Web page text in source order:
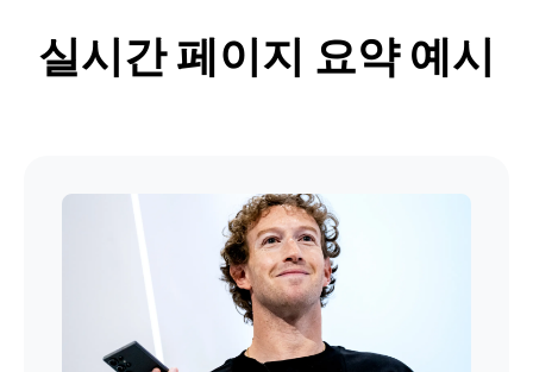
실시간 페이지 요약 예시